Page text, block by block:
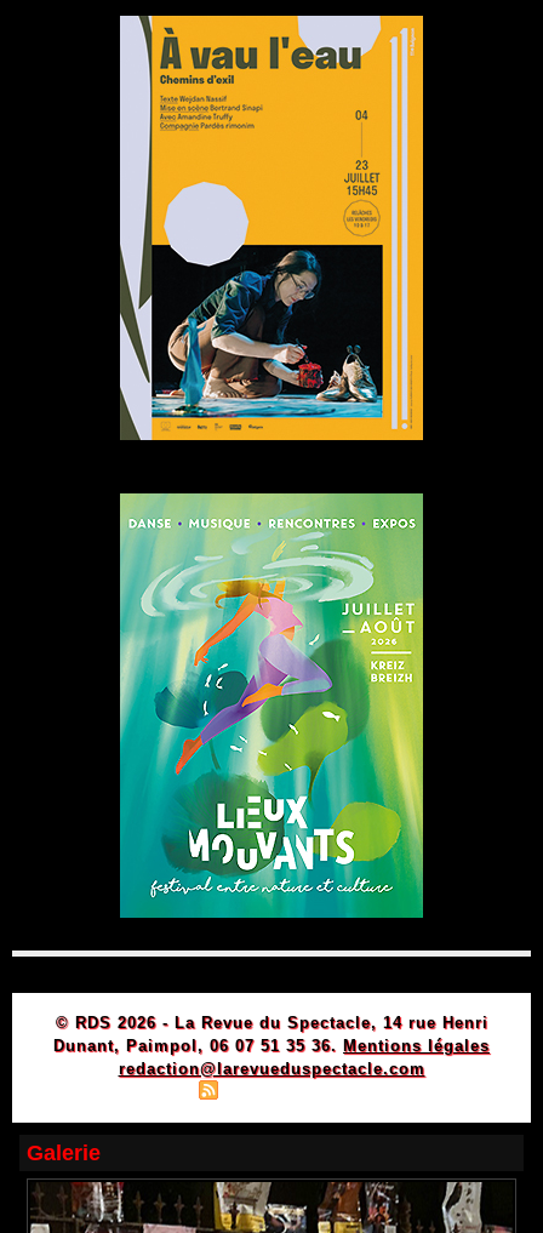
© RDS 2026 - La Revue du Spectacle, 14 rue Henri
Dunant, Paimpol, 06 07 51 35 36. Mentions légales
redaction@larevueduspectacle.com
Galerie